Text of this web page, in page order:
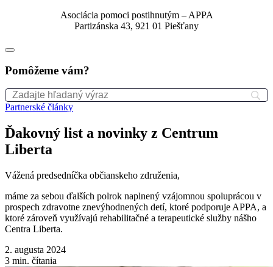
Asociácia pomoci postihnutým – APPA
Partizánska 43, 921 01 Piešťany
Pomôžeme vám?
Partnerské články
Ďakovný list a novinky z Centrum
Liberta
Vážená predsedníčka občianskeho združenia,
máme za sebou ďalších polrok naplnený vzájomnou spoluprácou v
prospech zdravotne znevýhodnených detí, ktoré podporuje APPA, a
ktoré zároveň využívajú rehabilitačné a terapeutické služby nášho
Centra Liberta.
2. augusta 2024
3 min. čítania